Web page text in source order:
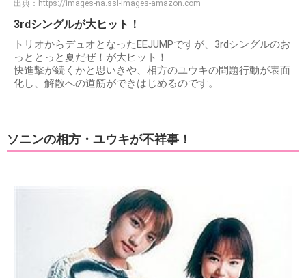
出典： https://images-na.ssl-images-amazon.com
3rdシングルが大ヒット！
トリオからデュオとなったEEJUMPですが、3rdシングルのお
っととっと夏だぜ！が大ヒット！
快進撃が続くかと思いきや、相方のユウキの問題行動が表面
化し、解散への道筋ができはじめるのです。
ソニンの相方・ユウキが不祥事！